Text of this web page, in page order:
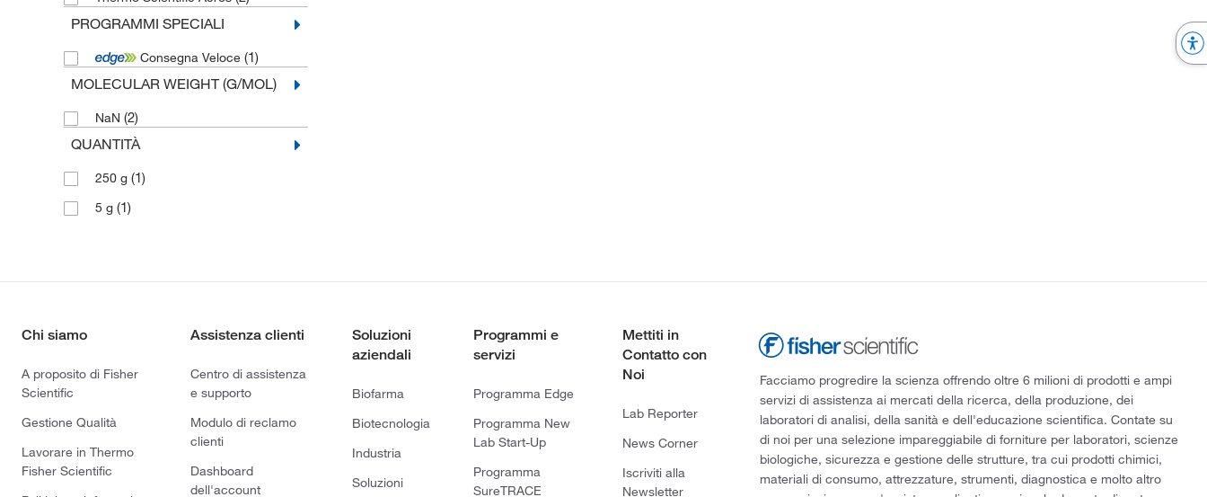
PROGRAMMI SPECIALI
Consegna Veloce (1)
MOLECULAR WEIGHT (G/MOL)
NaN (2)
QUANTITÀ
250 g (1)
5 g (1)
Chi siamo
A proposito di Fisher
Scientific
Gestione Qualità
Lavorare in Thermo
Fisher Scientific
Assistenza clienti
Centro di assistenza
e supporto
Modulo di reclamo
clienti
Dashboard
dell'account
Soluzioni
aziendali
Biofarma
Biotecnologia
Industria
Soluzioni
Programmi e
servizi
Programma Edge
Programma New
Lab Start-Up
Programma
SureTRACE
Mettiti in
Contatto con
Noi
Lab Reporter
News Corner
Iscriviti alla
Newsletter
Facciamo progredire la scienza offrendo oltre 6 milioni di prodotti e ampi
servizi di assistenza ai mercati della ricerca, della produzione, dei
laboratori di analisi, della sanità e dell'educazione scientifica. Contate su
di noi per una selezione impareggiabile di forniture per laboratori, scienze
biologiche, sicurezza e gestione delle strutture, tra cui prodotti chimici,
materiali di consumo, attrezzature, strumenti, diagnostica e molto altro